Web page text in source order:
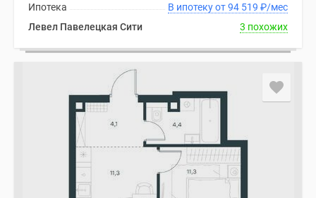
В ипотеку от 94 519 ₽/мес
Ипотека
Левел Павелецкая Сити
3 похожих